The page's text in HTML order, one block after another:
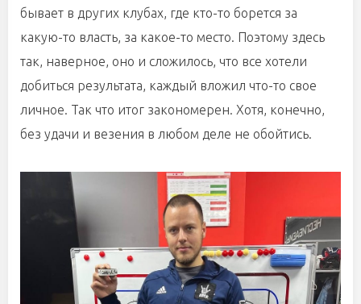
бывает в других клубах, где кто-то борется за
какую-то власть, за какое-то место. Поэтому здесь
так, наверное, оно и сложилось, что все хотели
добиться результата, каждый вложил что-то свое
личное. Так что итог закономерен. Хотя, конечно,
без удачи и везения в любом деле не обойтись.